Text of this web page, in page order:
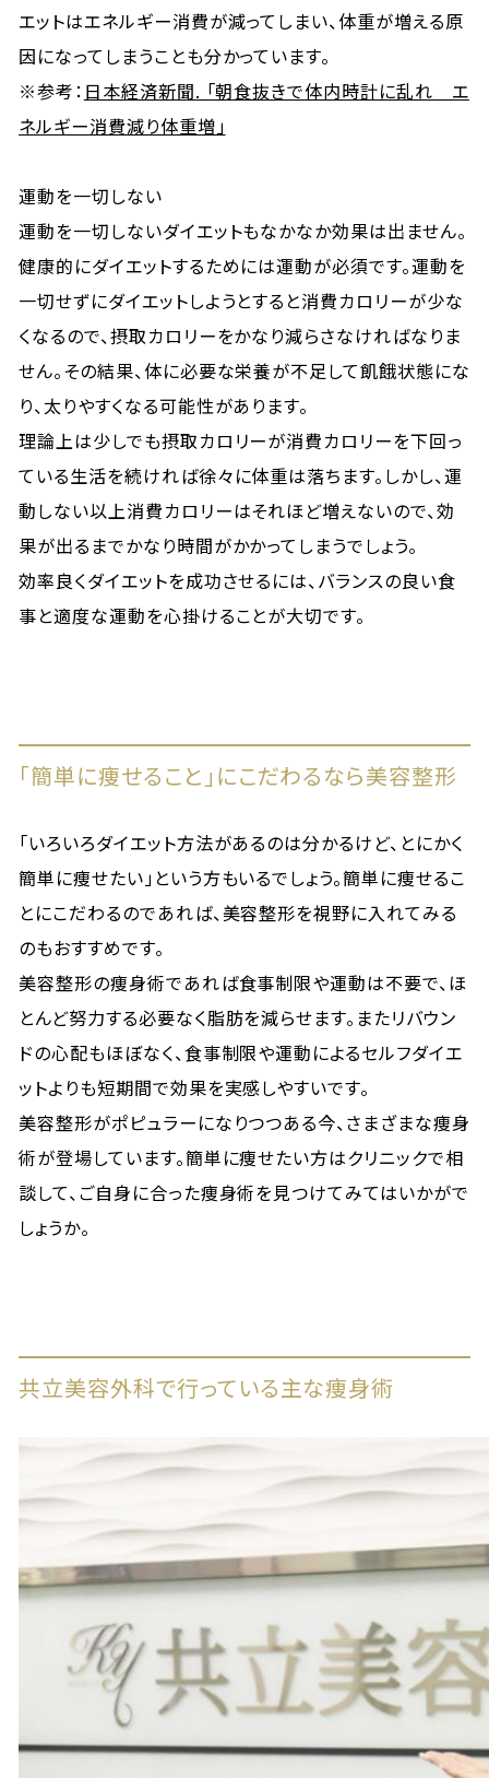
エットはエネルギー消費が減ってしまい、体重が増える原
因になってしまうことも分かっています。
※参考： 日本経済新聞. 「朝食抜きで体内時計に乱れ エ
ネルギー消費減り体重増」
運動を一切しない
運動を一切しないダイエットもなかなか効果は出ません。
健康的にダイエットするためには運動が必須です。運動を
一切せずにダイエットしようとすると消費カロリーが少な
くなるので、摂取カロリーをかなり減らさなければなりま
せん。その結果、体に必要な栄養が不足して飢餓状態にな
り、太りやすくなる可能性があります。
理論上は少しでも摂取カロリーが消費カロリーを下回っ
ている生活を続ければ徐々に体重は落ちます。しかし、運
動しない以上消費カロリーはそれほど増えないので、効
果が出るまでかなり時間がかかってしまうでしょう。
効率良くダイエットを成功させるには、バランスの良い食
事と適度な運動を心掛けることが大切です。
「簡単に痩せること」にこだわるなら美容整形
「いろいろダイエット方法があるのは分かるけど、とにかく
簡単に痩せたい」という方もいるでしょう。簡単に痩せるこ
とにこだわるのであれば、美容整形を視野に入れてみる
のもおすすめです。
美容整形の痩身術であれば食事制限や運動は不要で、ほ
とんど努力する必要なく脂肪を減らせます。またリバウン
ドの心配もほぼなく、食事制限や運動によるセルフダイエ
ットよりも短期間で効果を実感しやすいです。
美容整形がポピュラーになりつつある今、さまざまな痩身
術が登場しています。簡単に痩せたい方はクリニックで相
談して、ご自身に合った痩身術を見つけてみてはいかがで
しょうか。
共立美容外科で行っている主な痩身術